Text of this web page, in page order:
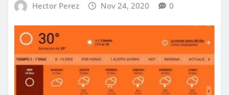
Hector Perez Nov 24, 2020 0